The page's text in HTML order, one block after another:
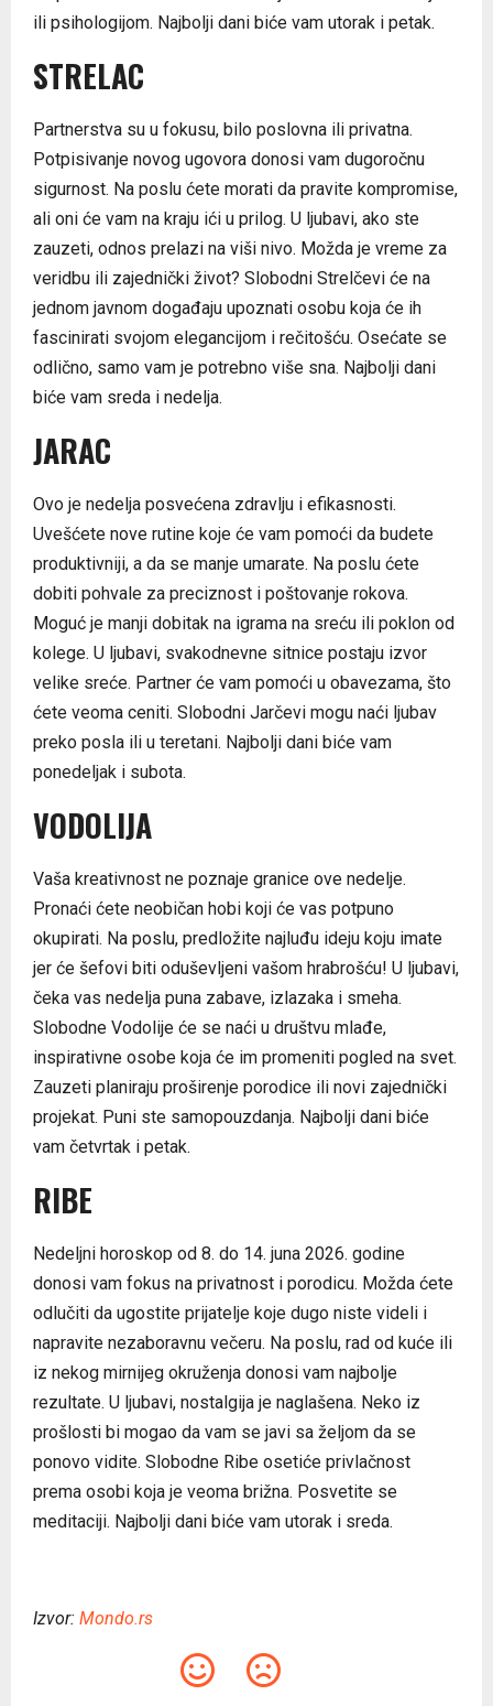
ili psihologijom. Najbolji dani biće vam utorak i petak.
STRELAC
Partnerstva su u fokusu, bilo poslovna ili privatna.
Potpisivanje novog ugovora donosi vam dugoročnu
sigurnost. Na poslu ćete morati da pravite kompromise,
ali oni će vam na kraju ići u prilog. U ljubavi, ako ste
zauzeti, odnos prelazi na viši nivo. Možda je vreme za
veridbu ili zajednički život? Slobodni Strelčevi će na
jednom javnom događaju upoznati osobu koja će ih
fascinirati svojom elegancijom i rečitošću. Osećate se
odlično, samo vam je potrebno više sna. Najbolji dani
biće vam sreda i nedelja.
JARAC
Ovo je nedelja posvećena zdravlju i efikasnosti.
Uvešćete nove rutine koje će vam pomoći da budete
produktivniji, a da se manje umarate. Na poslu ćete
dobiti pohvale za preciznost i poštovanje rokova.
Moguć je manji dobitak na igrama na sreću ili poklon od
kolege. U ljubavi, svakodnevne sitnice postaju izvor
velike sreće. Partner će vam pomoći u obavezama, što
ćete veoma ceniti. Slobodni Jarčevi mogu naći ljubav
preko posla ili u teretani. Najbolji dani biće vam
ponedeljak i subota.
VODOLIJA
Vaša kreativnost ne poznaje granice ove nedelje.
Pronaći ćete neobičan hobi koji će vas potpuno
okupirati. Na poslu, predložite najluđu ideju koju imate
jer će šefovi biti oduševljeni vašom hrabrošću! U ljubavi,
čeka vas nedelja puna zabave, izlazaka i smeha.
Slobodne Vodolije će se naći u društvu mlađe,
inspirativne osobe koja će im promeniti pogled na svet.
Zauzeti planiraju proširenje porodice ili novi zajednički
projekat. Puni ste samopouzdanja. Najbolji dani biće
vam četvrtak i petak.
RIBE
Nedeljni horoskop od 8. do 14. juna 2026. godine
donosi vam fokus na privatnost i porodicu. Možda ćete
odlučiti da ugostite prijatelje koje dugo niste videli i
napravite nezaboravnu večeru. Na poslu, rad od kuće ili
iz nekog mirnijeg okruženja donosi vam najbolje
rezultate. U ljubavi, nostalgija je naglašena. Neko iz
prošlosti bi mogao da vam se javi sa željom da se
ponovo vidite. Slobodne Ribe osetiće privlačnost
prema osobi koja je veoma brižna. Posvetite se
meditaciji. Najbolji dani biće vam utorak i sreda.
Izvor: Mondo.rs